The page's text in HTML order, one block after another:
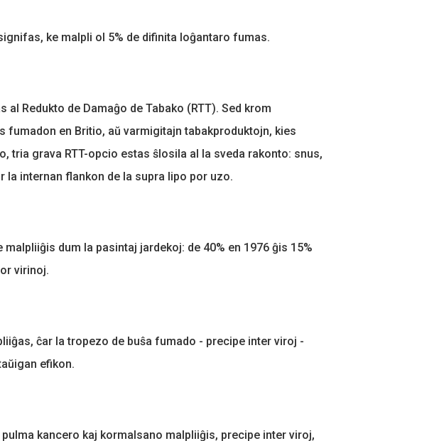
ke malpli ol 5% de difinita loĝantaro fumas.
al Redukto de Damaĝo de Tabako (RTT). Sed krom
fumadon en Britio, aŭ varmigitajn tabakproduktojn, kies
tria grava RTT-opcio estas ŝlosila al la sveda rakonto: snus,
la internan flankon de la supra lipo por uzo.
dum la pasintaj jardekoj: de 40% en 1976 ĝis 15%
virinoj.
ĉar la tropezo de buŝa fumado - precipe inter viroj -
efikon.
kancero kaj kormalsano malpliiĝis, precipe inter viroj,